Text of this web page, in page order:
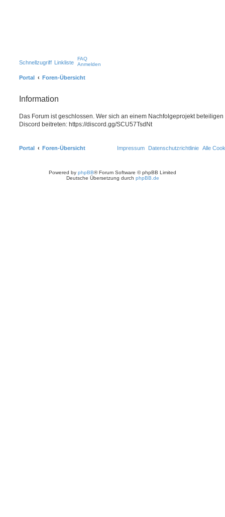
Schnellzugriff Linkliste
FAQ
Anmelden
Portal Foren-Übersicht
Information
Das Forum ist geschlossen. Wer sich an einem Nachfolgeprojekt
Discord beitreten: https://discord.gg/SCU57TsdNt
Portal Foren-Übersicht Alle
Datenschutzrichtlinie
Impressum
Powered by phpBB® Forum Software © phpBB Limited
Deutsche Übersetzung durch phpBB.de